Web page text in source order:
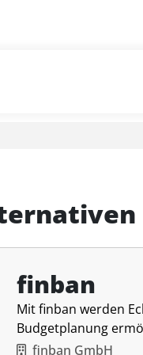
finban
Mit finban werden
Budgetplanung
finban GmbH